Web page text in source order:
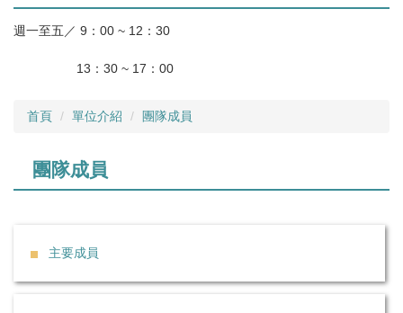
週一至五／ 9：00 ~ 12：30
13：30 ~ 17：00
首頁 單位介紹 團隊成員
團隊成員
主要成員